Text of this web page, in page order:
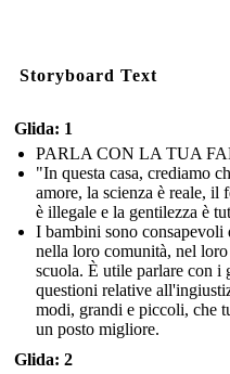
Storyboard Text
Glida: 1
PARLA CON LA TUA
"In questa casa, crediamo
amore, la scienza è reale, il
è illegale e la gentilezza è
I bambini sono
nella loro comunità, nel
scuola. È utile parlare con i
questioni relative
modi, grandi e piccoli, che
un posto migliore.
Glida: 2